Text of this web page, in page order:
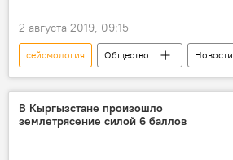
2 августа 2019, 09:15
сейсмология Общество
Новости
Кыргызстан
землетрясение
В Кыргызстане произошло
землетрясение силой 6 баллов